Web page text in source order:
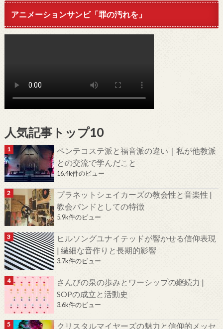
アニメーションサンビ「罪の汚れを」
人気記事トップ10
ペンテコステ派と福音派の違い｜私が他教派
との交流で学んだこと
16.4k件のビュー
プラネットシェイカーズの教会性と音楽性 |
教会バンドとしての特徴
5.9k件のビュー
ヒルソングユナイテッドが響かせる信仰表現
| 繊細な音作りと長期的影響
3.7k件のビュー
さんびの泉の歩みとワーシップの継続力 |
SOPの成立と活動史
3.6k件のビュー
クリスタルマイヤーズの魅力と信仰的メッセ